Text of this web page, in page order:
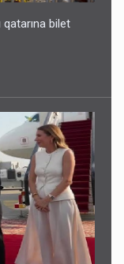
qatarına bilet